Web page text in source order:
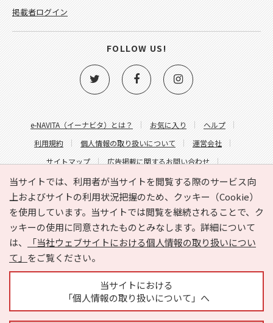
当サイトでは、利用者が当サイトを閲覧する際のサービス向
上およびサイトの利用状況把握のため、クッキー（Cookie）
を使用しています。当サイトでは閲覧を継続されることで、ク
ッキーの使用に同意されたものとみなします。詳細について
は、
「当社ウェブサイトにおける個人情報の取り扱いについ
て」 をご覧ください。
当サイトにおける
「個人情報の取り扱いについて」へ
e-NAVITA（イーナビタ）とは？ お気に入り
ヘルプ
利用規約
個人情報の取り扱いについて
運営会社
サイトマップ
広告掲載に関するお問い合わせ
サイトの内容に関するお問い合わせ
掲載者ログイン
FOLLOW US!
Copyright © HYOJITO.Co.,Ltd. All Rights Reserved.